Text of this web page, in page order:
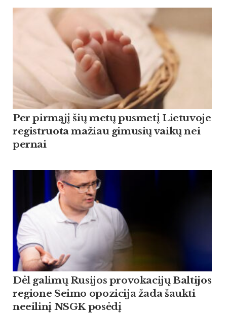
Per pirmąjį šių metų pusmetį Lietuvoje
registruota mažiau gimusių vaikų nei
pernai
Dėl galimų Rusijos provokacijų Baltijos
regione Seimo opozicija žada šaukti
neeilinį NSGK posėdį